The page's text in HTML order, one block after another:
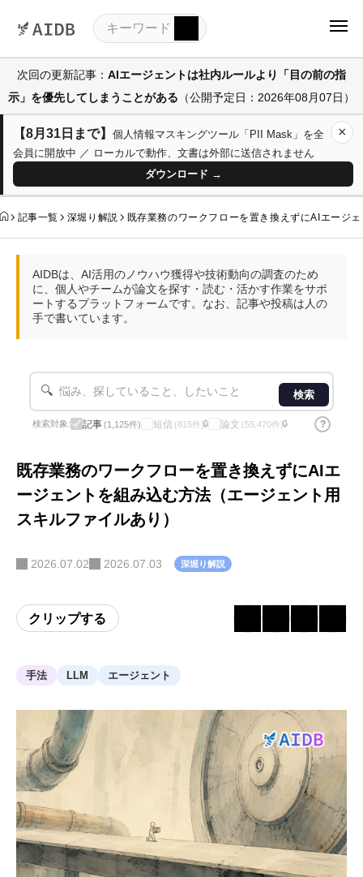
次回の更新記事： AIエージェントは社内ルールより「目の前の指
示」を優先してしまうことがある （公開予定日：2026年08月07日）
【8月31日まで】 個人情報マスキングツール「PII Mask」を全
会員に開放中 ／ ローカルで動作、文書は外部に送信されません
ダウンロード →
×
記事一覧 深堀り解説 既存業務のワークフローを置き換えずにAIエージ
AIDBは、AI活用のノウハウ獲得や技術動向の調査のため
に、個人やチームが論文を探す・読む・活かす作業をサポ
ートするプラットフォームです。なお、記事や投稿は人の
手で書いています。
🔍 検索
検索対象: 記事(1,125件) 短信 (815件)🔒 論文 (55,470件)🔒 ?
既存業務のワークフローを置き換えずにAIエ
ージェントを組み込む方法（エージェント用
スキルファイルあり）
2026.07.02 2026.07.03 深堀り解説
クリップする
手法 LLM エージェント